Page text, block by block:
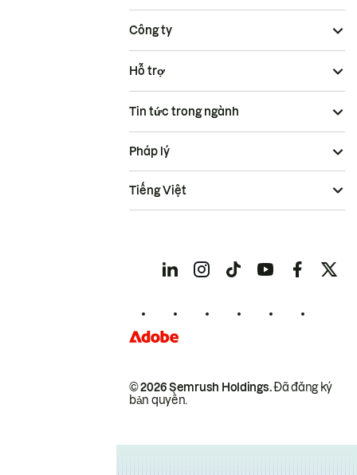
Công ty
Hỗ trợ
Tin tức trong ngành
© 2026 Semrush Holdings.Đã đăng ký
bản quyền.
Pháp lý
Tiếng Việt